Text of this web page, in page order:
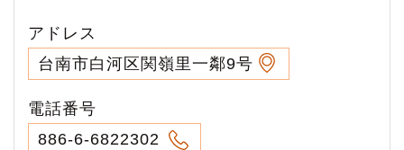
アドレス
台南市白河区関嶺里一鄰9号
電話番号
886-6-6822302